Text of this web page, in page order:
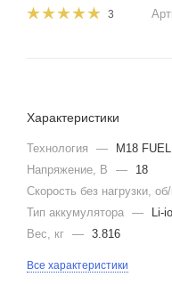
3
Характеристики
Технология —
M18
Напряжение, В
—
18
Скорость без нагрузки,
Тип аккумулятора —
Li-
Вес, кг — 3.816
Все характеристики